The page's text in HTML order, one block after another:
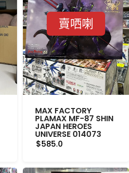
賣哂喇
MAX FACTORY
PLAMAX MF-87 SHIN
JAPAN HEROES
UNIVERSE 014073
$585.0